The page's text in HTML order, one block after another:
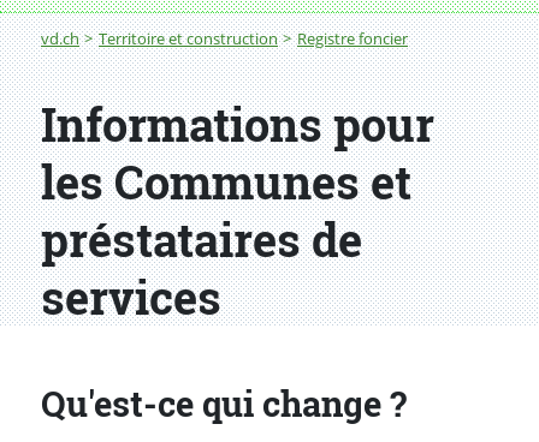
Fil d'Ariane
vd.ch Territoire et construction Registre foncier
Informations pour les Communes et préstataires de
Informations pour
les Communes et
préstataires de
services
Qu'est-ce qui change ?